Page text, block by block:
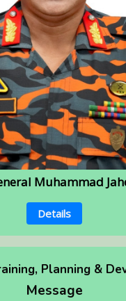
Muhammad
Details
Planning &
Message